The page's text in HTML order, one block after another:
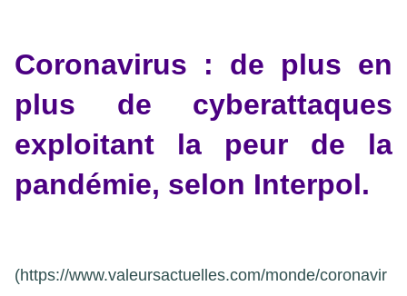
Coronavirus : de plus en
plus de cyberattaques
exploitant la peur de la
pandémie, selon Interpol.
(https://www.valeursactuelles.com/monde/coronavir